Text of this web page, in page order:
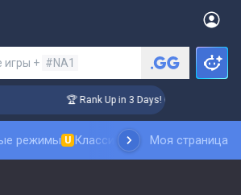
игры + #NA1
🏆 Rank Up in 3 Days! Challenger
режимы U Классика N Рейтинг скинов
Моя страница